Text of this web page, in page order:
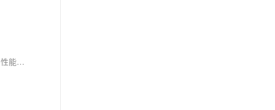
frozenset是Python中一个常被忽视但极具价值的不可变集合类型。本文深入解析其本质、操作方法与应用场景，揭示其通过不可变性带来的安全性与性能优势。从底层实现到实战案例，涵盖字典键使用、缓存优化及类型注解等高级场景。同时对比性能数据，提供最佳实践指南，并展望Python 3.11+中的优化。掌握frozenset，可为代码带来更强健性与效率，适合多种特定需求场景。